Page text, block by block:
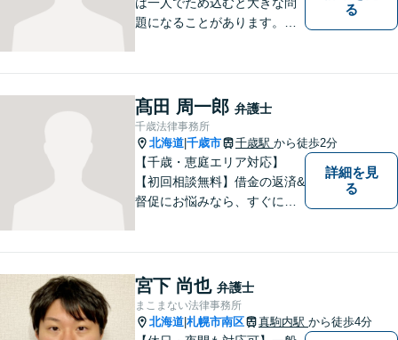
題になることがあります。ぜ
る
髙田 周一郎 弁護士
千歳法律事務所
北海道 千歳市 千歳駅 から徒歩2分
【千歳・恵庭エリア対応】
【初回相談無料】借金の返済&
督促にお悩みなら、すぐにご
産の解決実績多数！【千歳駅
徒歩２分】【分割払い可】
詳細を見
る
宮下 尚也 弁護士
まこまない法律事務所
北海道 札幌市南区 真駒内駅 から徒歩4分